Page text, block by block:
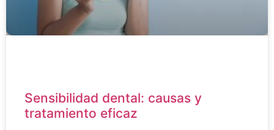
Sensibilidad dental: causas y
tratamiento eficaz